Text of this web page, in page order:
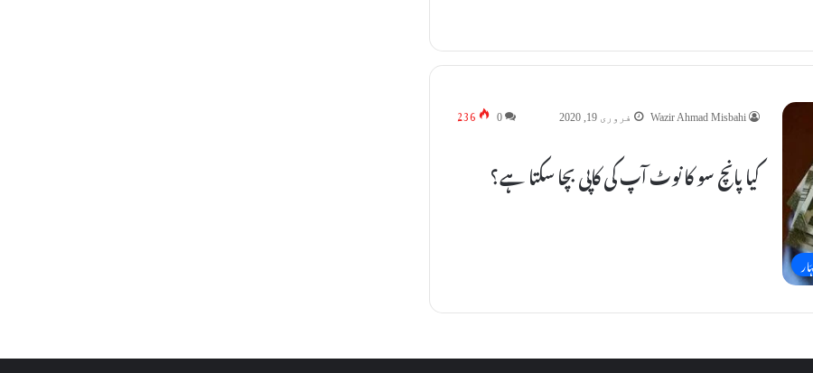
Wazir Ahmad Misbahi فروری 19, 2020 0
236
کیا پانچ سو کا نوٹ آپ کی کاپی بچا سکتا ہے؟